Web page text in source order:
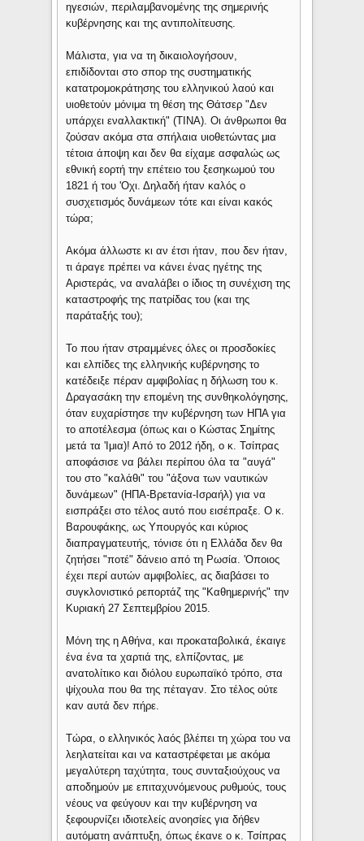
ηγεσιών, περιλαμβανομένης της σημερινής
κυβέρνησης και της αντιπολίτευσης.
Μάλιστα, για να τη δικαιολογήσουν,
επιδίδονται στο σπορ της συστηματικής
κατατρομοκράτησης του ελληνικού λαού και
υιοθετούν μόνιμα τη θέση της Θάτσερ "Δεν
υπάρχει εναλλακτική" (ΤΙΝΑ). Οι άνθρωποι θα
ζούσαν ακόμα στα σπήλαια υιοθετώντας μια
τέτοια άποψη και δεν θα είχαμε ασφαλώς ως
εθνική εορτή την επέτειο του ξεσηκωμού του
1821 ή του 'Οχι. Δηλαδή ήταν καλός ο
συσχετισμός δυνάμεων τότε και είναι κακός
τώρα;
Ακόμα άλλωστε κι αν έτσι ήταν, που δεν ήταν,
τι άραγε πρέπει να κάνει ένας ηγέτης της
Αριστεράς, να αναλάβει ο ίδιος τη συνέχιση της
καταστροφής της πατρίδας του (και της
παράταξής του);
Το που ήταν στραμμένες όλες οι προσδοκίες
και ελπίδες της ελληνικής κυβέρνησης το
κατέδειξε πέραν αμφιβολίας η δήλωση του κ.
Δραγασάκη την επομένη της συνθηκολόγησης,
όταν ευχαρίστησε την κυβέρνηση των ΗΠΑ για
το αποτέλεσμα (όπως και ο Κώστας Σημίτης
μετά τα 'Ιμια)! Από το 2012 ήδη, ο κ. Τσίπρας
αποφάσισε να βάλει περίπου όλα τα "αυγά"
του στο "καλάθι" του "άξονα των ναυτικών
δυνάμεων" (ΗΠΑ-Βρετανία-Ισραήλ) για να
εισπράξει στο τέλος αυτό που εισέπραξε. Ο κ.
Βαρουφάκης, ως Υπουργός και κύριος
διαπραγματευτής, τόνισε ότι η Ελλάδα δεν θα
ζητήσει "ποτέ" δάνειο από τη Ρωσία. 'Οποιος
έχει περί αυτών αμφιβολίες, ας διαβάσει το
συγκλονιστικό ρεπορτάζ της "Καθημερινής" την
Κυριακή 27 Σεπτεμβρίου 2015.
Μόνη της η Αθήνα, και προκαταβολικά, έκαιγε
ένα ένα τα χαρτιά της, ελπίζοντας, με
ανατολίτικο και διόλου ευρωπαϊκό τρόπο, στα
ψίχουλα που θα της πέταγαν. Στο τέλος ούτε
καν αυτά δεν πήρε.
Τώρα, ο ελληνικός λαός βλέπει τη χώρα του να
λεηλατείται και να καταστρέφεται με ακόμα
μεγαλύτερη ταχύτητα, τους συνταξιούχους να
αποδημούν με επιταχυνόμενους ρυθμούς, τους
νέους να φεύγουν και την κυβέρνηση να
ξεφουρνίζει ιδιοτελείς ανοησίες για δήθεν
αυτόματη ανάπτυξη, όπως έκανε ο κ. Τσίπρας